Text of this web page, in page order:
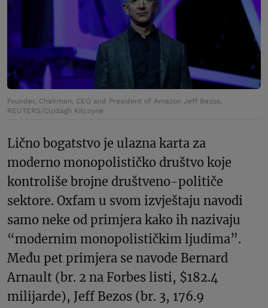
Founder, Chairman, CEO and President of Amazon Jeff Bezos,
REUTERS/Clodagh Kilcoyne
Lično bogatstvo je ulazna karta za
moderno monopolističko društvo koje
kontroliše brojne društveno-političe
sektore. Oxfam u svom izvještaju navodi
samo neke od primjera kako ih nazivaju
“modernim monopolističkim ljudima”.
Među pet primjera se navode Bernard
Arnault (br. 2 na Forbes listi, $182.4
milijarde), Jeff Bezos (br. 3, 176.9